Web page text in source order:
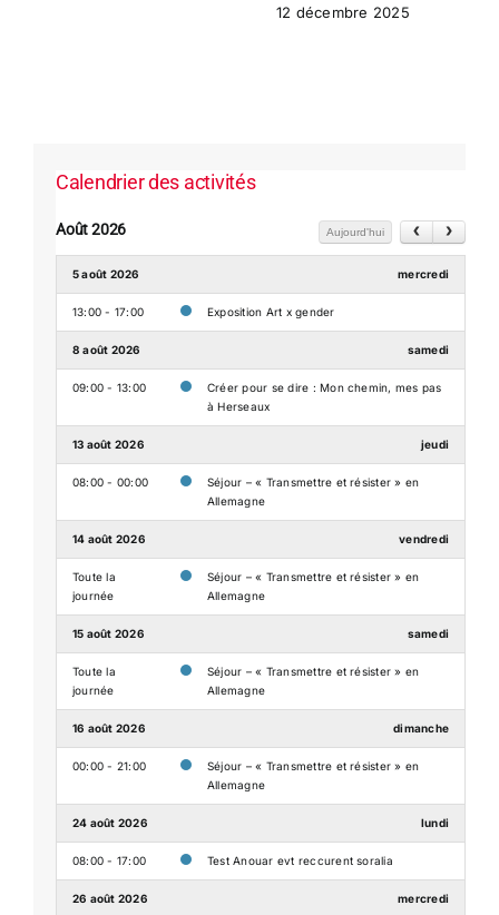
12 décembre 2025
Calendrier des activités
Août 2026 Aujourd'hui
5 août 2026 mercredi
13:00 - 17:00 Exposition Art x gender
8 août 2026 samedi
09:00 - 13:00
Créer pour se dire : Mon chemin, mes pas
à Herseaux
13 août 2026 jeudi
08:00 - 00:00
Séjour – « Transmettre et résister » en
Allemagne
14 août 2026 vendredi
Toute la
journée
Séjour – « Transmettre et résister » en
Allemagne
15 août 2026 samedi
Toute la
journée
Séjour – « Transmettre et résister » en
Allemagne
16 août 2026 dimanche
00:00 - 21:00
Séjour – « Transmettre et résister » en
Allemagne
24 août 2026 lundi
08:00 - 17:00 Test Anouar evt reccurent soralia
26 août 2026 mercredi